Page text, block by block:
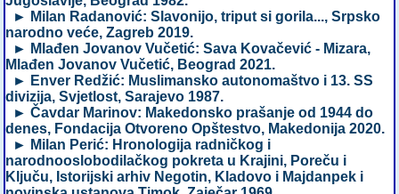
► Milan Radanović: Slavonijo, triput si gorila..., Srpsko
narodno veće, Zagreb 2019.
► Mlađen Jovanov Vučetić: Sava Kovačević - Mizara,
Mlađen Jovanov Vučetić, Beograd 2021.
► Enver Redžić: Muslimansko autonomaštvo i 13. SS
divizija, Svjetlost, Sarajevo 1987.
► Čavdar Marinov: Makedonsko prašanje od 1944 do
denes, Fondacija Otvoreno Opštestvo, Makedonija 2020.
► Milan Perić: Hronologija radničkog i
narodnooslobodilačkog pokreta u Krajini, Poreču i
Ključu, Istorijski arhiv Negotin, Kladovo i Majdanpek i